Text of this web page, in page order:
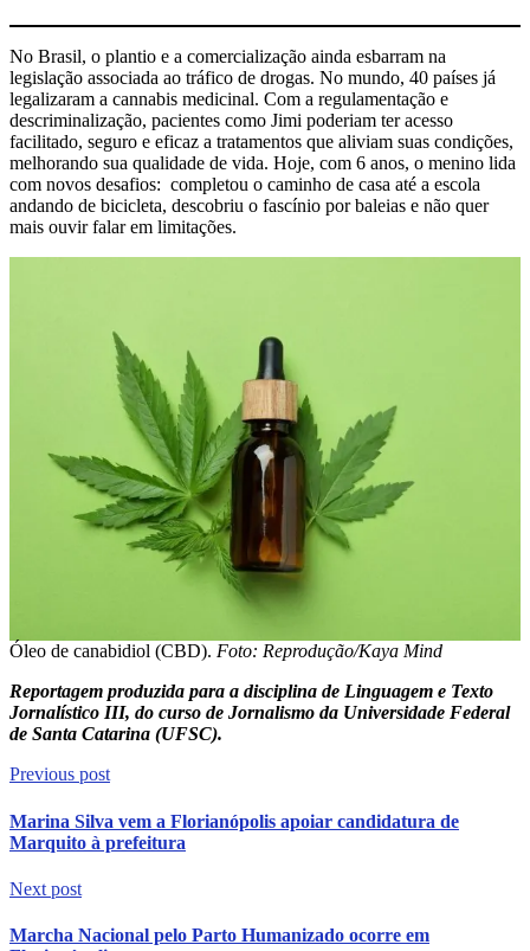
No Brasil, o plantio e a comercialização ainda esbarram na
legislação associada ao tráfico de drogas. No mundo, 40 países já
legalizaram a cannabis medicinal. Com a regulamentação e
descriminalização, pacientes como Jimi poderiam ter acesso
facilitado, seguro e eficaz a tratamentos que aliviam suas condições,
melhorando sua qualidade de vida. Hoje, com 6 anos, o menino lida
com novos desafios: completou o caminho de casa até a escola
andando de bicicleta, descobriu o fascínio por baleias e não quer
mais ouvir falar em limitações.
Óleo de canabidiol (CBD). Foto: Reprodução/Kaya Mind
Reportagem produzida para a disciplina de Linguagem e Texto
Jornalístico III, do curso de Jornalismo da Universidade Federal
de Santa Catarina (UFSC).
Previous post
Marina Silva vem a Florianópolis apoiar candidatura de
Marquito à prefeitura
Next post
Marcha Nacional pelo Parto Humanizado ocorre em